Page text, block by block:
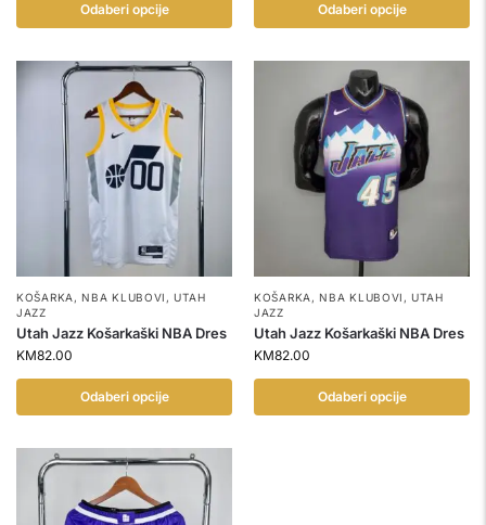
Odaberi opcije Odaberi opcije
KOŠARKA ,NBA KLUBOVI ,UTAH
JAZZ
Utah Jazz Košarkaški NBA Dres
KM82.00
Odaberi opcije
KOŠARKA ,NBA KLUBOVI ,UTAH
JAZZ
Utah Jazz Košarkaški NBA Dres
KM82.00
Odaberi opcije